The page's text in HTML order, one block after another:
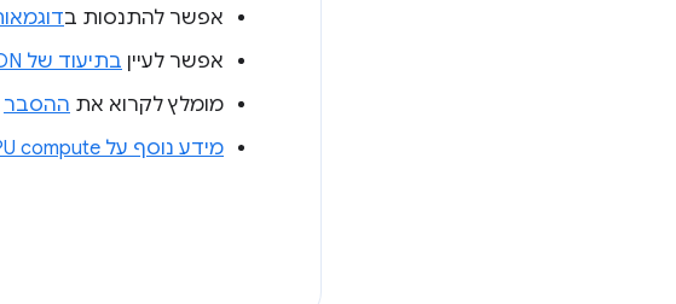
אפשר להתנסות ב
אפשר לעיין בתיעוד של MDN
מומלץ לקרוא את ההסבר
מידע נוסף על GPU compute